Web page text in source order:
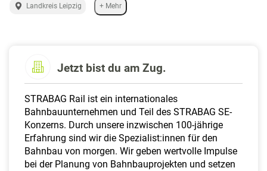
Landkreis Leipzig + Mehr
Jetzt bist du am Zug.
STRABAG Rail ist ein internationales
Bahnbauunternehmen und Teil des STRABAG SE-
Konzerns. Durch unsere inzwischen 100-jährige
Erfahrung sind wir die Spezialist:innen für den
Bahnbau von morgen. Wir geben wertvolle Impulse
bei der Planung von Bahnbauprojekten und setzen